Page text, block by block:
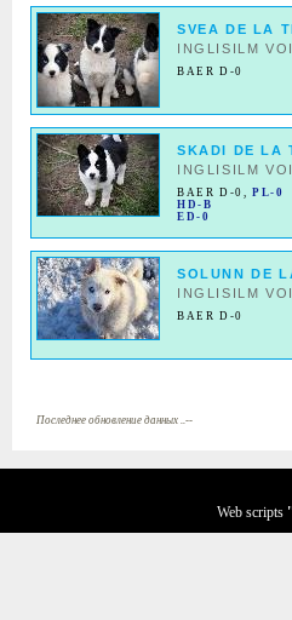
SVEA DE LA
INGLISILM
BAER D-0
SKADI DE LA
INGLISILM
BAER D-0 ,PL-0
HD-B
ED-0
SOLUNN DE
INGLISILM
BAER D-0
Последнее обновление данных ..--
Web scripts